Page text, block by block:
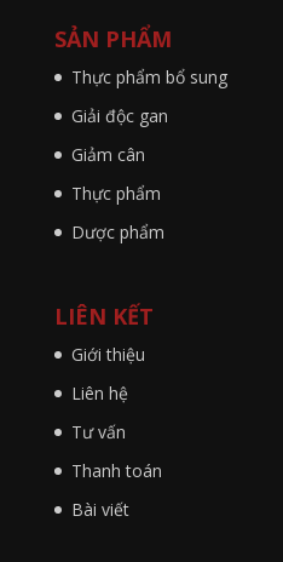
SẢN PHẨM
Thực phẩm bổ sung
Giải độc gan
Giảm cân
Thực phẩm
Dược phẩm
LIÊN KẾT
Giới thiệu
Liên hệ
Tư vấn
Thanh toán
Bài viết